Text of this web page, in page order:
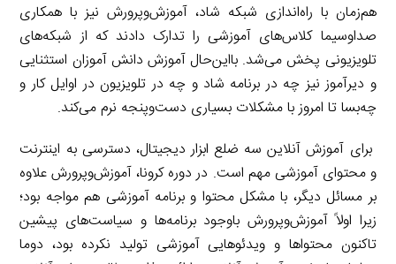
هم‌زمان با راه‌اندازی شبکه شاد، آموزش‌وپرورش نیز با همکاری
صداوسیما کلاس‌های آموزشی را تدارک دادند که از شبکه‌های
تلویزیونی پخش می‌شد. بااین‌حال آموزش دانش آموزان استثنایی
و دیرآموز نیز چه در برنامه شاد و چه در تلویزیون در اوایل کار و
چه‌بسا تا امروز با مشکلات بسیاری دست‌وپنجه نرم می‌کند.
برای آموزش آنلاین سه ضلع ابزار دیجیتال، دسترسی به اینترنت
و محتوای آموزشی مهم است. در دوره کرونا، آموزش‌وپرورش علاوه
بر مسائل دیگر، با مشکل محتوا و برنامه آموزشی هم مواجه بود؛
زیرا اولاً آموزش‌وپرورش باوجود برنامه‌ها و سیاست‌های پیشین
تاکنون محتواها و ویدئوهایی آموزشی تولید نکرده بود، دوما